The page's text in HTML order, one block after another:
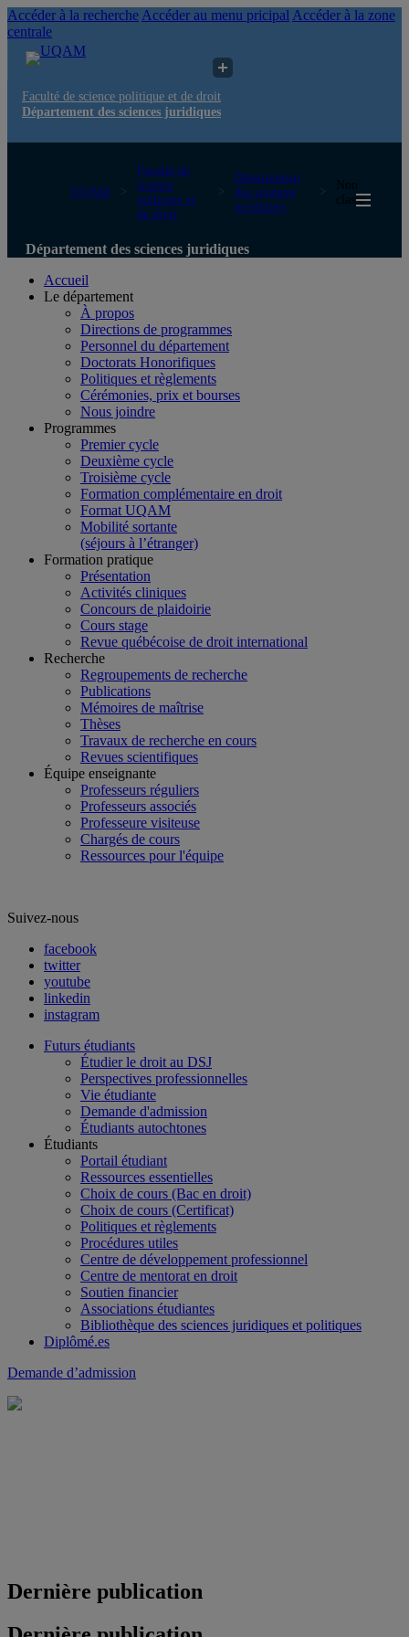
Accéder à la recherche Accéder au menu pricipal Accéder à la zone
centrale
Faculté de science politique et de droit
Département des sciences juridiques
UQAM
Faculté de
science
politique et
de droit
Département
des sciences
juridiques
Non
classé
Département des sciences juridiques
Accueil
Le département
À propos
Directions de programmes
Personnel du département
Doctorats Honorifiques
Politiques et règlements
Cérémonies, prix et bourses
Nous joindre
Programmes
Premier cycle
Deuxième cycle
Troisième cycle
Formation complémentaire en droit
Format UQAM
Mobilité sortante
(séjours à l’étranger)
Formation pratique
Présentation
Activités cliniques
Concours de plaidoirie
Cours stage
Revue québécoise de droit international
Recherche
Regroupements de recherche
Publications
Mémoires de maîtrise
Thèses
Travaux de recherche en cours
Revues scientifiques
Équipe enseignante
Professeurs réguliers
Professeurs associés
Professeure visiteuse
Chargés de cours
Ressources pour l'équipe
Suivez-nous
facebook
twitter
youtube
linkedin
instagram
Futurs étudiants
Étudier le droit au DSJ
Perspectives professionnelles
Vie étudiante
Demande d'admission
Étudiants autochtones
Étudiants
Portail étudiant
Ressources essentielles
Choix de cours (Bac en droit)
Choix de cours (Certificat)
Politiques et règlements
Procédures utiles
Centre de développement professionnel
Centre de mentorat en droit
Soutien financier
Associations étudiantes
Bibliothèque des sciences juridiques et politiques
Diplômé.es
Demande d’admission
Dernière publication